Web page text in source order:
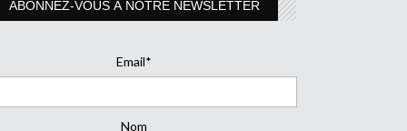
ABONNEZ-VOUS À NOTRE NEWSLETTER
Email*
Nom